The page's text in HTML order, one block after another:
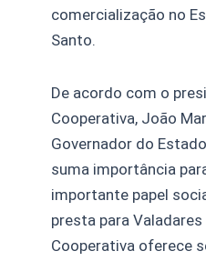
comercialização no
Santo.
De acordo com o
Cooperativa, João
Governador do
suma importância
importante papel
presta para Valadares
Cooperativa oferece